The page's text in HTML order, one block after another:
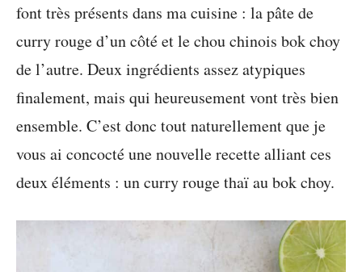
font très présents dans ma cuisine : la pâte de
curry rouge d’un côté et le chou chinois bok choy
de l’autre. Deux ingrédients assez atypiques
finalement, mais qui heureusement vont très bien
ensemble. C’est donc tout naturellement que je
vous ai concocté une nouvelle recette alliant ces
deux éléments : un curry rouge thaï au bok choy.